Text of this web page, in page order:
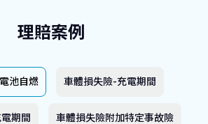
理賠案例
池自燃 車體損失險-充電期間
期間 車體損失險附加特定事故險